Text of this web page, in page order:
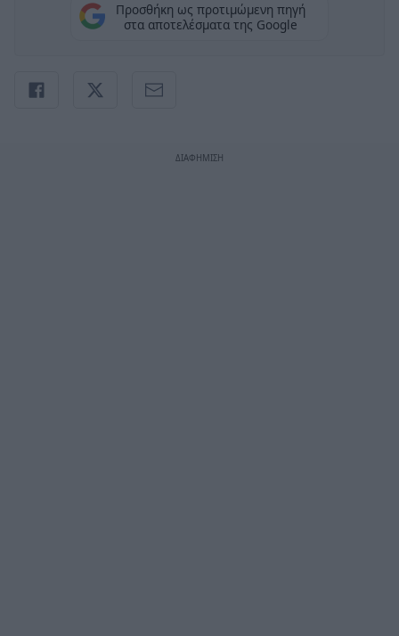
Προσθήκη ως προτιμώμενη πηγή
στα αποτελέσματα της Google